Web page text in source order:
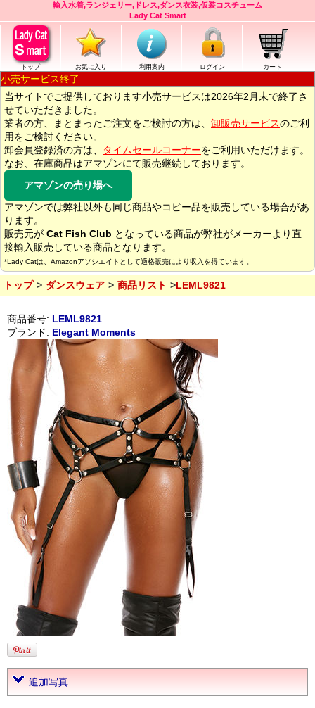
輸入水着,ランジェリー,ドレス,ダンス衣装,仮装コスチューム
Lady Cat Smart
トップ お気に入り 利用案内 ログイン カート
小売サービス終了
当サイトでご提供しております小売サービスは2026年2月末で終了さ
せていただきました。
業者の方、まとまったご注文をご検討の方は、 卸販売サービスのご利
用をご検討ください。
卸会員登録済の方は、
タイムセールコーナーをご利用いただけます。
なお、在庫商品はアマゾンにて販売継続しております。
アマゾンの売り場へ
アマゾンでは弊社以外も同じ商品やコピー品を販売している場合があ
ります。
販売元が Cat Fish Club となっている商品が弊社がメーカーより直
接輸入販売している商品となります。
*Lady Catは、Amazonアソシエイトとして適格販売により収入を得ています。
トップ ダンスウェア 商品リスト LEML9821
商品番号: LEML9821
ブランド: Elegant Moments
追加写真